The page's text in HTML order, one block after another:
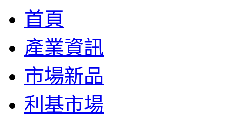
首頁
產業資訊
市場新品
利基市場